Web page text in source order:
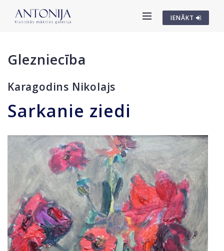
IENĀKT
Glezniecība
Karagodins Nikolajs
Sarkanie ziedi